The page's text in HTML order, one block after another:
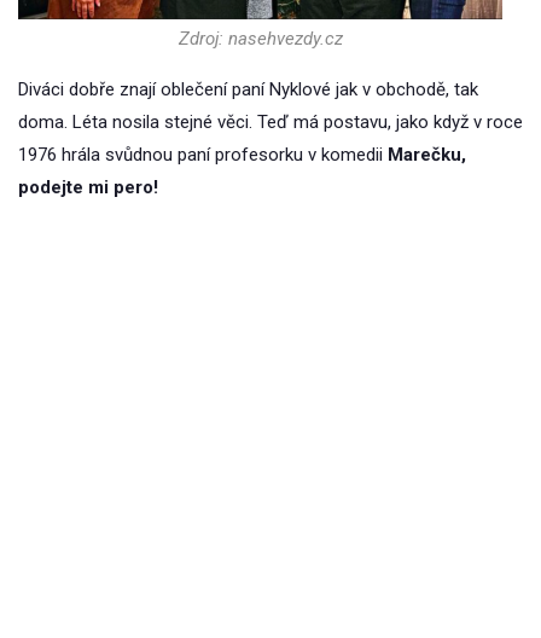
Zdroj: nasehvezdy.cz
Diváci dobře znají oblečení paní Nyklové jak v obchodě, tak
doma. Léta nosila stejné věci. Teď má postavu, jako když v roce
1976 hrála svůdnou paní profesorku v komedii Marečku,
podejte mi pero!